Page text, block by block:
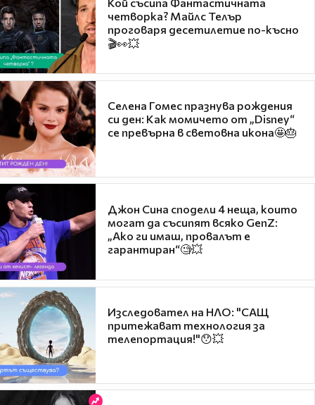
четворка? Майлс Телър
проговаря десетилетие по-късно
🎬👀💥
Селена Гомес празнува рождения
си ден: Как момичето от „Disney“
се превърна в световна икона🤩🎂
Джон Сина сподели 4 неща, които
могат да съсипят всяко GenZ:
„Ако ги имаш, провалът е
гарантиран“🧐💥
Изследовател на НЛО: "САЩ
притежават технология за
телепортация!"😯💥